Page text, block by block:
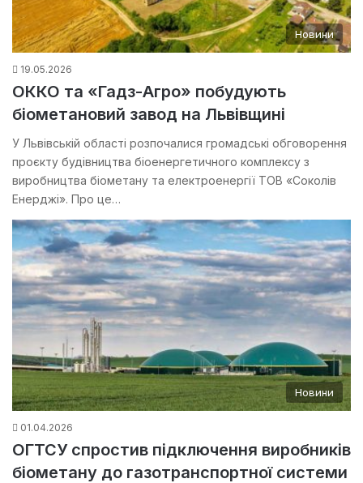
Новини
19.05.2026
ОККО та «Гадз-Агро» побудують
біометановий завод на Львівщині
У Львівській області розпочалися громадські обговорення
проєкту будівництва біоенергетичного комплексу з
виробництва біометану та електроенергії ТОВ «Соколів
Енерджі». Про це…
Новини
01.04.2026
ОГТСУ спростив підключення виробників
біометану до газотранспортної системи